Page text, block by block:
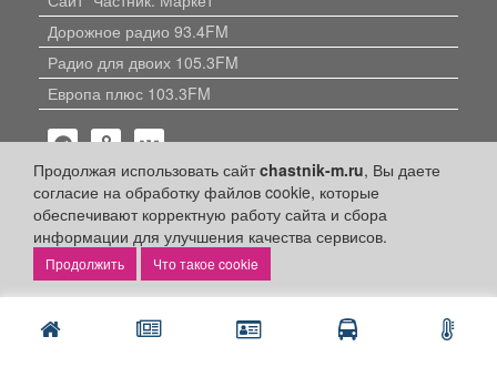
Продолжая использовать сайтchastnik-m.ru, Вы даете
согласие на обработку файлов cookie, которые
обеспечивают корректную работу сайта и сбора
информации для улучшения качества сервисов.
Что такое cookie
Дорожное радио 93.4FM
Радио для двоих 105.3FM
Европа плюс 103.3FM
Политика конфиденциальности
Публикации с пометкой «Реклама», «На правах рекламы»,
«Партнёрский проект» оплачены рекламодателем.
Редакция сайта не несет ответственности за достоверность
информации, содержащейся в рекламных материалах и